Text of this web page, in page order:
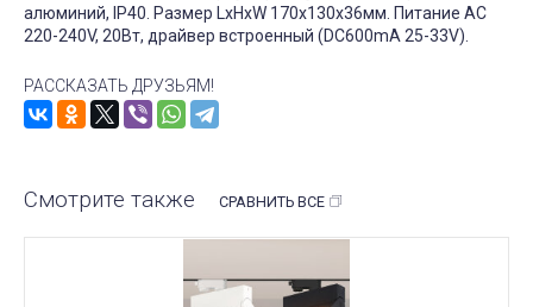
алюминий, IP40. Размер LxHxW 170x130x36мм. Питание AC
220-240V, 20Вт, драйвер встроенный (DC600mA 25-33V).
РАССКАЗАТЬ ДРУЗЬЯМ!
Смотрите также СРАВНИТЬ ВСЕ